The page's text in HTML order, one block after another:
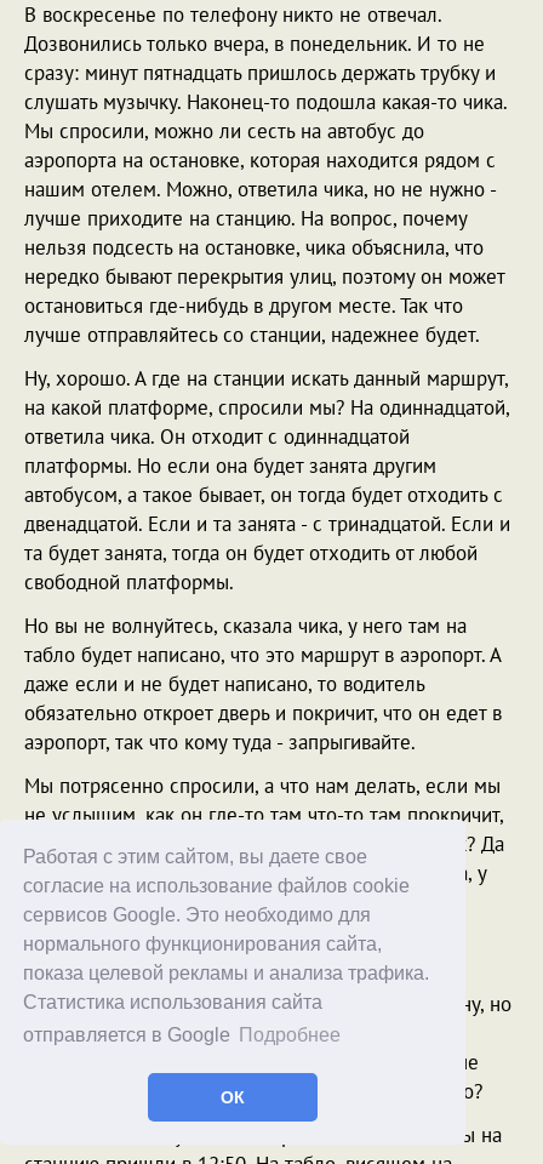
Работая с этим сайтом, вы даете свое
согласие на использование файлов cookie
сервисов Google. Это необходимо для
нормального функционирования сайта,
показа целевой рекламы и анализа трафика.
Статистика использования сайта
отправляется в Google
Подробнее
ОК
В воскресенье по телефону никто не отвечал.
Дозвонились только вчера, в понедельник. И то не
сразу: минут пятнадцать пришлось держать трубку и
слушать музычку. Наконец-то подошла какая-то чика.
Мы спросили, можно ли сесть на автобус до
аэропорта на остановке, которая находится рядом с
нашим отелем. Можно, ответила чика, но не нужно -
лучше приходите на станцию. На вопрос, почему
нельзя подсесть на остановке, чика объяснила, что
нередко бывают перекрытия улиц, поэтому он может
остановиться где-нибудь в другом месте. Так что
лучше отправляйтесь со станции, надежнее будет.
Ну, хорошо. А где на станции искать данный маршрут,
на какой платформе, спросили мы? На одиннадцатой,
ответила чика. Он отходит с одиннадцатой
платформы. Но если она будет занята другим
автобусом, а такое бывает, он тогда будет отходить с
двенадцатой. Если и та занята - с тринадцатой. Если и
та будет занята, тогда он будет отходить от любой
свободной платформы.
Но вы не волнуйтесь, сказала чика, у него там на
табло будет написано, что это маршрут в аэропорт. А
даже если и не будет написано, то водитель
обязательно откроет дверь и покричит, что он едет в
аэропорт, так что кому туда - запрыгивайте.
Мы потрясенно спросили, а что нам делать, если мы
не услышим, как он где-то там что-то там прокричит,
ведь там этих платформ - больше двадцати штук? Да
услышите вы, не волнуйтесь, успокоила нас чика, у
нас все водители - очень голосистые.
Не сказать что она нас сильно успокоила, да и
уровень творящегося на автостанции бардака
превосходил даже привычную испанскую маньяну, но
деваться нам было некуда: решили на станцию
прийти заранее, а если попасть в автобус так и не
удастся, то тогда возьмем такси, куда деваться-то?
На билете было указано отправление в 13:15. Мы на